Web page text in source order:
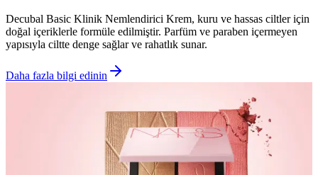
Decubal Basic Klinik Nemlendirici Krem, kuru ve hassas ciltler için
doğal içeriklerle formüle edilmiştir. Parfüm ve paraben içermeyen
yapısıyla ciltte denge sağlar ve rahatlık sunar.
Daha fazla bilgi edinin